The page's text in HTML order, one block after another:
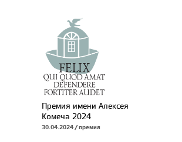
Премия имени Алексея
Комеча 2024
30.04.2024 / премия